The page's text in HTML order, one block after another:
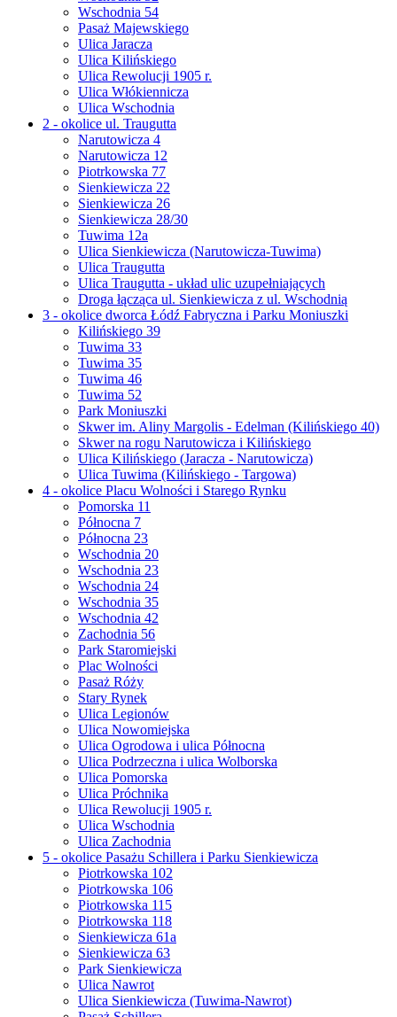
Wschodnia 54
Pasaż Majewskiego
Ulica Jaracza
Ulica Kilińskiego
Ulica Rewolucji 1905 r.
Ulica Włókiennicza
Ulica Wschodnia
2 - okolice ul. Traugutta
Narutowicza 4
Narutowicza 12
Piotrkowska 77
Sienkiewicza 22
Sienkiewicza 26
Sienkiewicza 28/30
Tuwima 12a
Ulica Sienkiewicza (Narutowicza-Tuwima)
Ulica Traugutta
Ulica Traugutta - układ ulic uzupełniających
Droga łącząca ul. Sienkiewicza z ul. Wschodnią
3 - okolice dworca Łódź Fabryczna i Parku Moniuszki
Kilińskiego 39
Tuwima 33
Tuwima 35
Tuwima 46
Tuwima 52
Park Moniuszki
Skwer im. Aliny Margolis - Edelman (Kilińskiego 40)
Skwer na rogu Narutowicza i Kilińskiego
Ulica Kilińskiego (Jaracza - Narutowicza)
Ulica Tuwima (Kilińskiego - Targowa)
4 - okolice Placu Wolności i Starego Rynku
Pomorska 11
Północna 7
Północna 23
Wschodnia 20
Wschodnia 23
Wschodnia 24
Wschodnia 35
Wschodnia 42
Zachodnia 56
Park Staromiejski
Plac Wolności
Pasaż Róży
Stary Rynek
Ulica Legionów
Ulica Nowomiejska
Ulica Ogrodowa i ulica Północna
Ulica Podrzeczna i ulica Wolborska
Ulica Pomorska
Ulica Próchnika
Ulica Rewolucji 1905 r.
Ulica Wschodnia
Ulica Zachodnia
5 - okolice Pasażu Schillera i Parku Sienkiewicza
Piotrkowska 102
Piotrkowska 106
Piotrkowska 115
Piotrkowska 118
Sienkiewicza 61a
Sienkiewicza 63
Park Sienkiewicza
Ulica Nawrot
Ulica Sienkiewicza (Tuwima-Nawrot)